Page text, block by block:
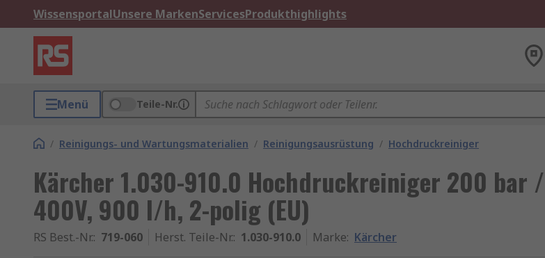
WissensportalUnsere MarkenServicesProdukthighlights
Menü Teile-Nr.
/ Reinigungs- und Wartungsmaterialien / Reinigungsausrüstung / Hochdruckreiniger
Kärcher 1.030-910.0 Hochdruckreiniger 200 bar /
400V, 900 l/h, 2-polig (EU)
RS Best.-Nr.: 719-060 Herst. Teile-Nr.: 1.030-910.0 Marke: Kärcher